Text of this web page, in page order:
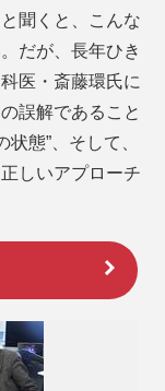
聞くと、こんな
だが、長年ひき
医・斎藤環氏に
誤解であること
態”、そして、
しいアプローチ